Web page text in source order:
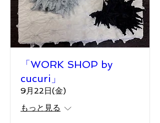
「WORK SHOP by
cucuri」
9月22日(金)
もっと見る